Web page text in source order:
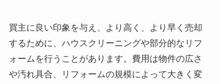
買主に良い印象を与え、より高く、より早く売却
するために、ハウスクリーニングや部分的なリフ
ォームを行うことがあります。費用は物件の広さ
や汚れ具合、リフォームの規模によって大きく変